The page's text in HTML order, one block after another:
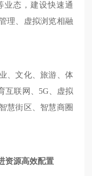
业态，建设快速通
理、虚拟浏览相融
、文化、旅游、体
互联网、5G、虚拟
慧街区、智慧商圈
资源高效配置